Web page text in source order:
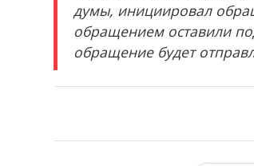
думы, инициировал
обращением оставили
обращение будет